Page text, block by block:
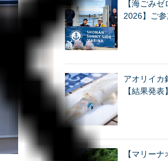
【海ごみ
2026】ご参
がとうご
アオリイカ
【結果発表
【マリーナ